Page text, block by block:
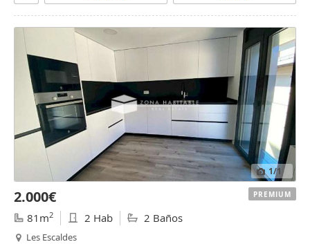
1/1
2.000€
81m2 2 Hab 2 Baños
Les Escaldes
PREMIUM